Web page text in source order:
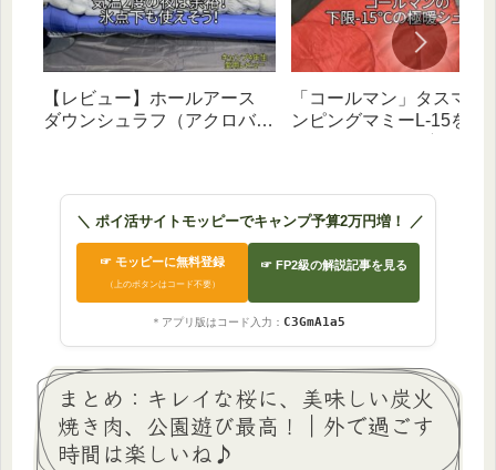
【レビュー】ホールアース
ダウンシュラフ（アクロバッ
「コールマン」タスマン
ンピングマミーL-15をレ
＼ ポイ活サイトモッピーでキャンプ予算2万円増！ ／
☞ モッピーに無料登録
（上のボタンはコード不要）
☞ FP2級の解説記事を見る
＊アプリ版はコード入力： C3GmA1a5
まとめ：キレイな桜に、美味しい炭火
焼き肉、公園遊び最高！｜外で過ごす
時間は楽しいね♪